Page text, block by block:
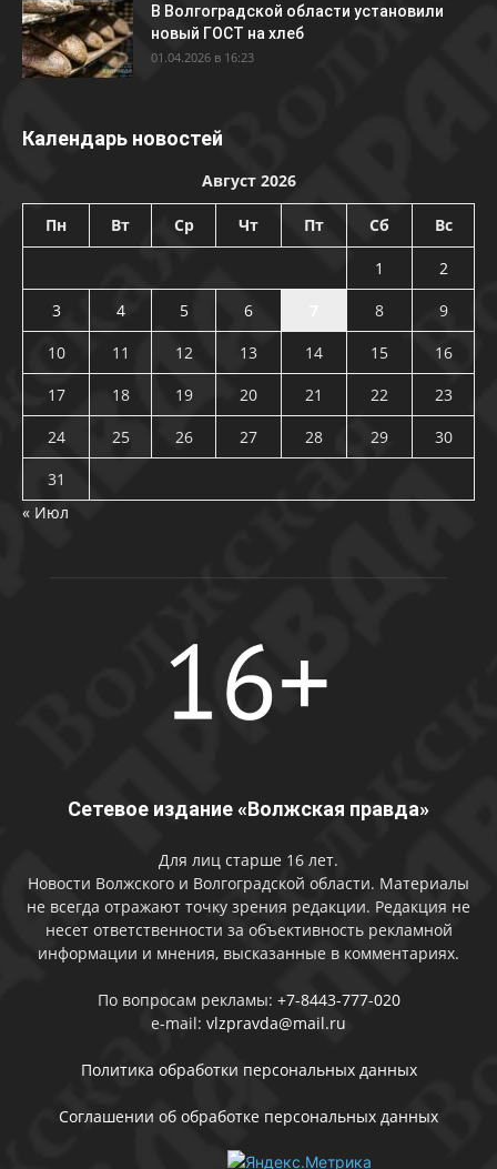
В Волгоградской области установили
новый ГОСТ на хлеб
01.04.2026 в 16:23
Календарь новостей
Август 2026
Пн Вт Ср Чт Пт Сб Вс
1
2
3
4 5 6 8
9
10
11 12 13 14 15
16
17
18 19 20 21 22
23
24
25 26 27 28 29
30
31
« Июл
Сетевое издание «Волжская правда»
Для лиц старше 16 лет.
Новости Волжского и Волгоградской области. Материалы
не всегда отражают точку зрения редакции. Редакция не
несет ответственности за объективность рекламной
информации и мнения, высказанные в комментариях.
По вопросам рекламы: +7-8443-777-020
e-mail: vlzpravda@mail.ru
Политика обработки персональных данных
Соглашении об обработке персональных данных